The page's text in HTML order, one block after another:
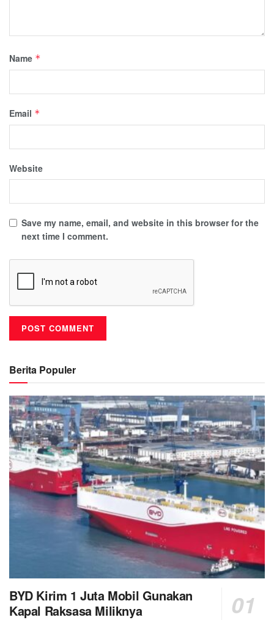
Name *
Email *
Website
Save my name, email, and website in this browser for the
next time I comment.
Berita Populer
BYD Kirim 1 Juta Mobil Gunakan
Kapal Raksasa Miliknya